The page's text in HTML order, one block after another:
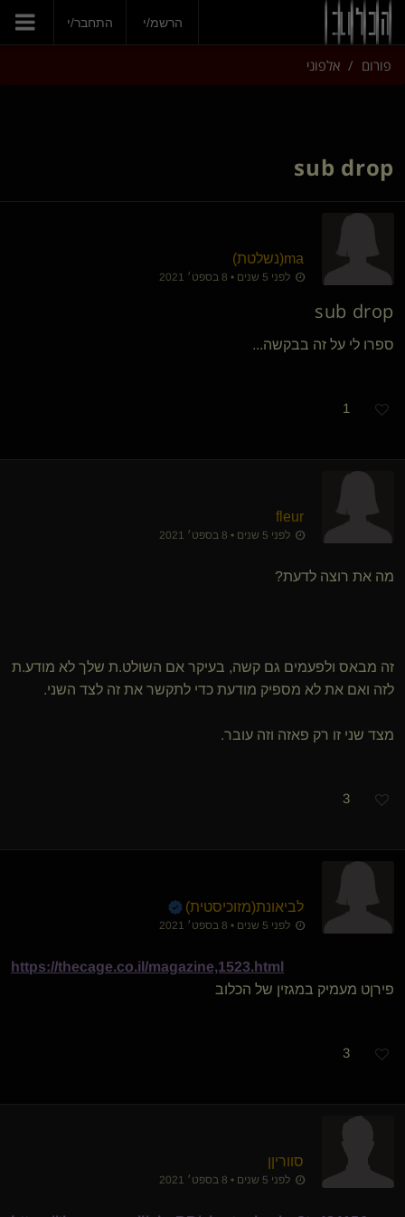
הרשמ/י התחבר/י
פורום אלפוני
sub drop
ma​(נשלטת)
לפני 5 שנים • 8 בספט׳ 2021
sub drop
ספרו לי על זה בבקשה...
1
fleur
לפני 5 שנים • 8 בספט׳ 2021
מה את רוצה לדעת?
זה מבאס ולפעמים גם קשה, בעיקר אם השולט.ת שלך לא מודע.ת
לזה ואם את לא מספיק מודעת כדי לתקשר את זה לצד השני.
מצד שני זו רק פאזה וזה עובר.
3
לביאונת​(מזוכיסטית)
לפני 5 שנים • 8 בספט׳ 2021
https://thecage.co.il/magazine,1523.html
פירןט מעמיק במגזין של הכלוב
3
סווריןן
לפני 5 שנים • 8 בספט׳ 2021